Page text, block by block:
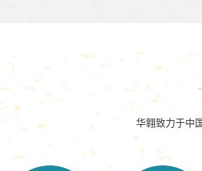
华翱致力于中